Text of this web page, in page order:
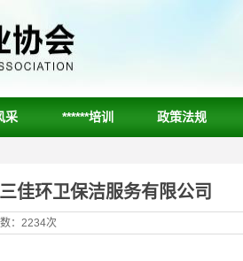
采 ******培训 政策法规
佳环卫保洁服务有限公司
：2234次